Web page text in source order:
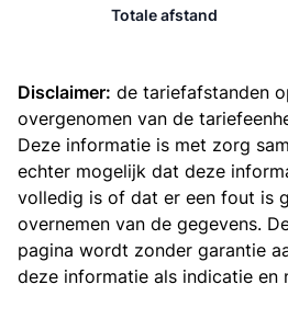
Totale afstand
Disclaimer: de tariefafstanden
overgenomen van de
Deze informatie is met zorg
echter mogelijk dat deze
volledig is of dat er een fout is
overnemen van de gegevens.
pagina wordt zonder garantie
deze informatie als indicatie en